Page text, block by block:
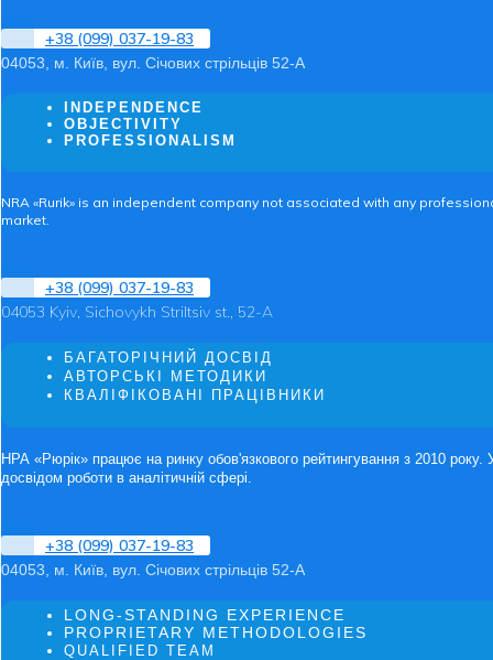
+38 (099) 037-19-83
04053, м. Київ, вул. Січових стрільців 52-А
INDEPENDENCE
OBJECTIVITY
PROFESSIONALISM
NRA «Rurik» is an independent company not associated with any
market.
+38 (099) 037-19-83
04053 Kyiv, Sichovykh Striltsiv st., 52-A
БАГАТОРІЧНИЙ ДОСВІД
АВТОРСЬКІ МЕТОДИКИ
КВАЛІФІКОВАНІ ПРАЦІВНИКИ
НРА «Рюрік» працює на ринку обов'язкового рейтингування з 2010
досвідом роботи в аналітичній сфері.
+38 (099) 037-19-83
04053, м. Київ, вул. Січових стрільців 52-А
LONG-STANDING EXPERIENCE
PROPRIETARY METHODOLOGIES
QUALIFIED TEAM